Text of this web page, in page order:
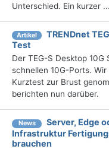
Unterschied. Ein kurzer ...
Artikel
TRENDnet
Test
Der TEG-S Desktop
schnellen 10G-Ports.
Kurztest zur Brust
berichten nun darüber.
News
Server, Edge
Infrastruktur
brauchen